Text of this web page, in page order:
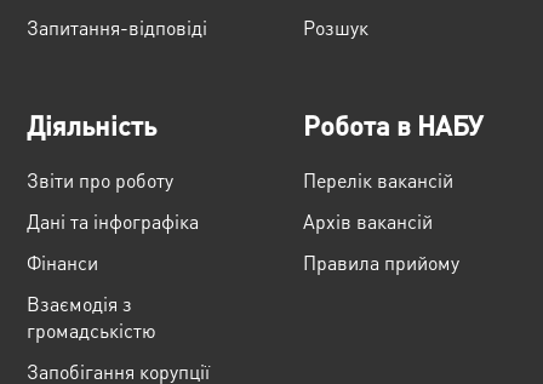
Запитання-відповіді
Розшук
Діяльність
Звіти про роботу
Дані та інфографіка
Фінанси
Взаємодія з
громадськістю
Запобігання корупції
Робота в НАБУ
Перелік вакансій
Архів вакансій
Правила прийому